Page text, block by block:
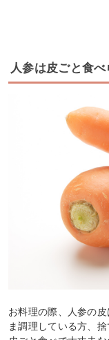
人参は皮ごと食べ
お料理の際、人参の
ま調理している方、